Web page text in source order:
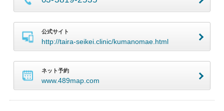
公式サイト
http://taira-seikei.clinic/kumanomae.html
ネット予約
www.489map.com